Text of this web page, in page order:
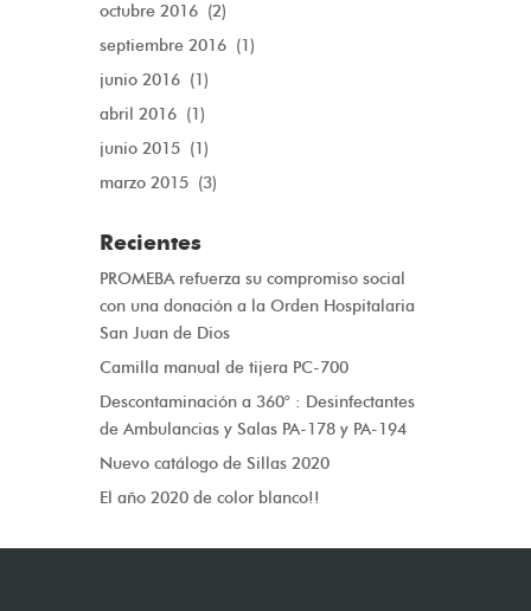
octubre 2016 (2)
septiembre 2016 (1)
junio 2016 (1)
abril 2016 (1)
junio 2015 (1)
marzo 2015 (3)
Recientes
PROMEBA refuerza su compromiso social
con una donación a la Orden Hospitalaria
San Juan de Dios
Camilla manual de tijera PC-700
Descontaminación a 360° : Desinfectantes
de Ambulancias y Salas PA-178 y PA-194
Nuevo catálogo de Sillas 2020
El año 2020 de color blanco!!